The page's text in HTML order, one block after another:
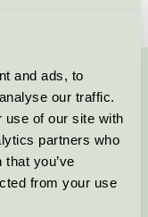
and ads, to
our traffic.
use of our site with
partners who
you’ve
from your use
via formuläret: